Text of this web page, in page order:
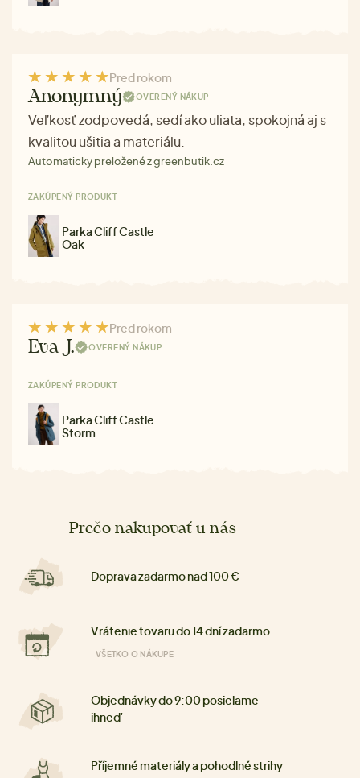
Pred rokom
Anonymný OVERENÝ NÁKUP
Veľkosť zodpovedá, sedí ako uliata, spokojná aj s
kvalitou ušitia a materiálu.
Automaticky preložené z greenbutik.cz
ZAKÚPENÝ PRODUKT
Parka Cliff Castle
Oak
Pred rokom
Eva J. OVERENÝ NÁKUP
ZAKÚPENÝ PRODUKT
Parka Cliff Castle
Storm
Prečo nakupovať u nás
Doprava zadarmo nad 100 €
Vrátenie tovaru do 14 dní zadarmo
VŠETKO O NÁKUPE
Objednávky do 9:00 posielame
ihneď
Příjemné materiály a pohodlné strihy